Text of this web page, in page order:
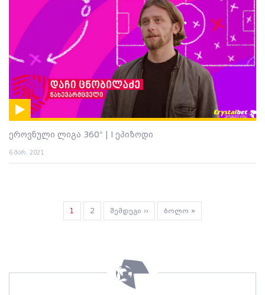
ეროვნული ლიგა 360° | I ეპიზოდი
6 მარ. 2021
PaginationCurrent
page
1 გვერდი
2
Next
page
შემდეგი ››
Last
page
ბოლო »